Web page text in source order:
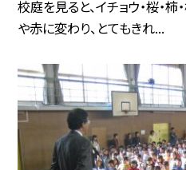
校庭を見ると、イチョウ・桜・
や赤に変わり、とてもきれ...